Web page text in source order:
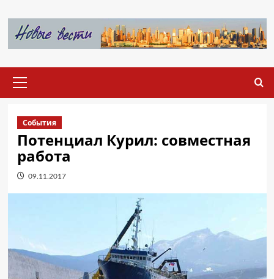
содержимому
меню
События
Потенциал Курил: совместная
работа
09.11.2017